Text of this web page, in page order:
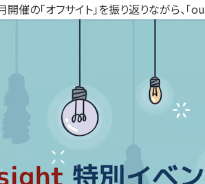
の「オフサイト」を振り返りながら、